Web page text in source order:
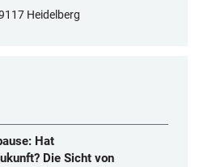
Heidelberg
Hat
Die Sicht von